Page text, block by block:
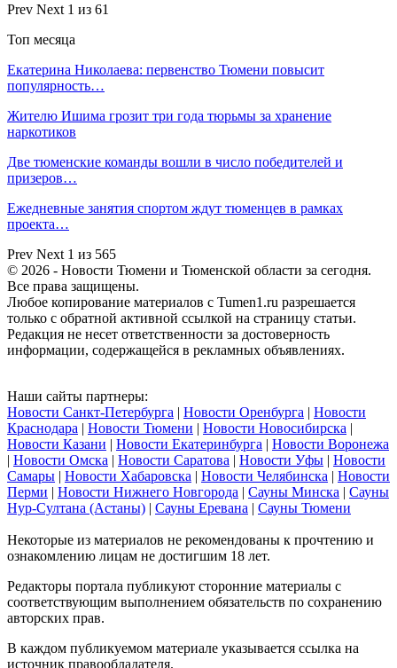
Prev Next 1 из 61
Топ месяца
Екатерина Николаева: первенство Тюмени повысит
популярность…
Жителю Ишима грозит три года тюрьмы за хранение
наркотиков
Две тюменские команды вошли в число победителей и
призеров…
Ежедневные занятия спортом ждут тюменцев в рамках
проекта…
Prev Next 1 из 565
© 2026 - Новости Тюмени и Тюменской области за сегодня.
Все права защищены.
Любое копирование материалов с Tumen1.ru разрешается
только с обратной активной ссылкой на страницу статьи.
Редакция не несет ответственности за достоверность
информации, содержащейся в рекламных объявлениях.
Наши сайты партнеры:
Новости Санкт-Петербурга | Новости Оренбурга | Новости
Краснодара | Новости Тюмени | Новости Новосибирска |
Новости Казани | Новости Екатеринбурга | Новости Воронежа
| Новости Омска | Новости Саратова | Новости Уфы | Новости
Самары | Новости Хабаровска | Новости Челябинска | Новости
Перми | Новости Нижнего Новгорода | Сауны Минска | Сауны
Нур-Султана (Астаны) | Сауны Еревана | Сауны Тюмени
Некоторые из материалов не рекомендованы к прочтению и
ознакомлению лицам не достигшим 18 лет.
Редакторы портала публикуют сторонние материалы с
соответствующим выполнением обязательств по сохранению
авторских прав.
В каждом публикуемом материале указывается ссылка на
источник правообладателя.